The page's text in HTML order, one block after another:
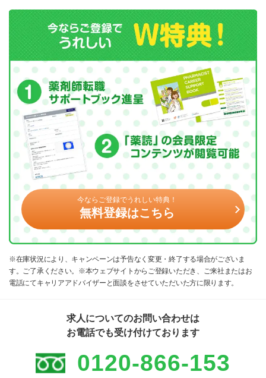
今ならご登録でうれしい特典！
無料登録はこちら
※在庫状況により、キャンペーンは予告なく変更・終了する場合がございま
す。ご了承ください。※本ウェブサイトからご登録いただき、ご来社またはお
電話にてキャリアアドバイザーと面談をさせていただいた方に限ります。
求人についてのお問い合わせは
お電話でも受け付けております
0120-866-153